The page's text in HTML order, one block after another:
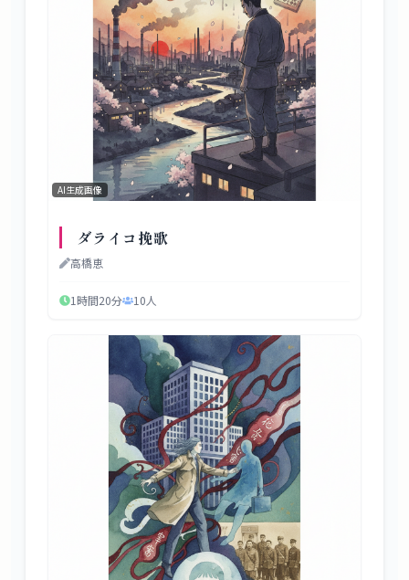
AI生成画像
ダライコ挽歌
高橋恵
1時間20分 10人